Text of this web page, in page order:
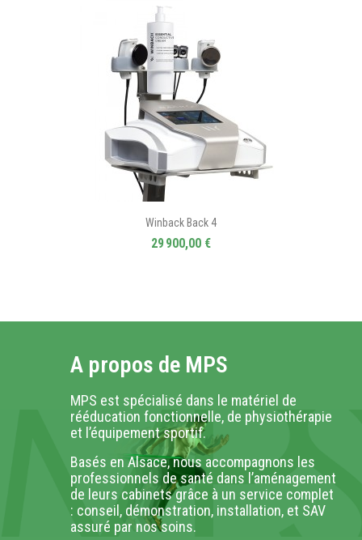
Winback Back 4
29 900,00 €
A propos de MPS
MPS est spécialisé dans le matériel de
rééducation fonctionnelle, de physiothérapie
et l’équipement sportif.
Basés en Alsace, nous accompagnons les
professionnels de santé dans l’aménagement
de leurs cabinets grâce à un service complet
: conseil, démonstration, installation, et SAV
assuré par nos soins.